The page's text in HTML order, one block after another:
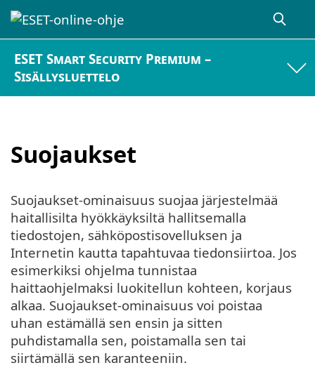
ESET Smart Security Premium –
Sisällysluettelo
Suojaukset
Suojaukset-ominaisuus suojaa järjestelmää
haitallisilta hyökkäyksiltä hallitsemalla
tiedostojen, sähköpostisovelluksen ja
Internetin kautta tapahtuvaa tiedonsiirtoa. Jos
esimerkiksi ohjelma tunnistaa
haittaohjelmaksi luokitellun kohteen, korjaus
alkaa. Suojaukset-ominaisuus voi poistaa
uhan estämällä sen ensin ja sitten
puhdistamalla sen, poistamalla sen tai
siirtämällä sen karanteeniin.